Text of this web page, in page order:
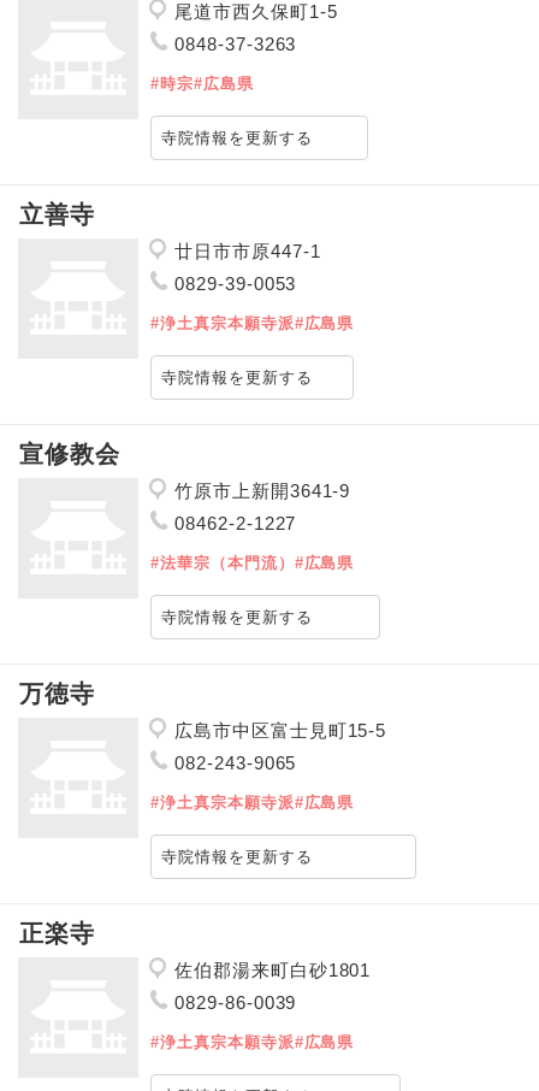
尾道市西久保町1-5
0848-37-3263
#時宗#広島県
寺院情報を更新する
立善寺
廿日市市原447-1
0829-39-0053
#浄土真宗本願寺派#広島県
寺院情報を更新する
宣修教会
竹原市上新開3641-9
08462-2-1227
#法華宗（本門流） #広島県
寺院情報を更新する
万徳寺
広島市中区富士見町15-5
082-243-9065
#浄土真宗本願寺派#広島県
寺院情報を更新する
正楽寺
佐伯郡湯来町白砂1801
0829-86-0039
#浄土真宗本願寺派#広島県